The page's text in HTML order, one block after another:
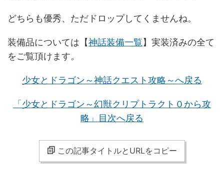
どちらも優秀、ただドロップしてくませんね。
装備品については【神話装備一覧】実装済みの全て
をご覧頂けます。
少女とドラゴン～神話クエスト攻略～へ戻る
「少女とドラゴン～幻獣クリプトラクト０から攻
略」目次へ戻る
この記事タイトルとURLをコピー